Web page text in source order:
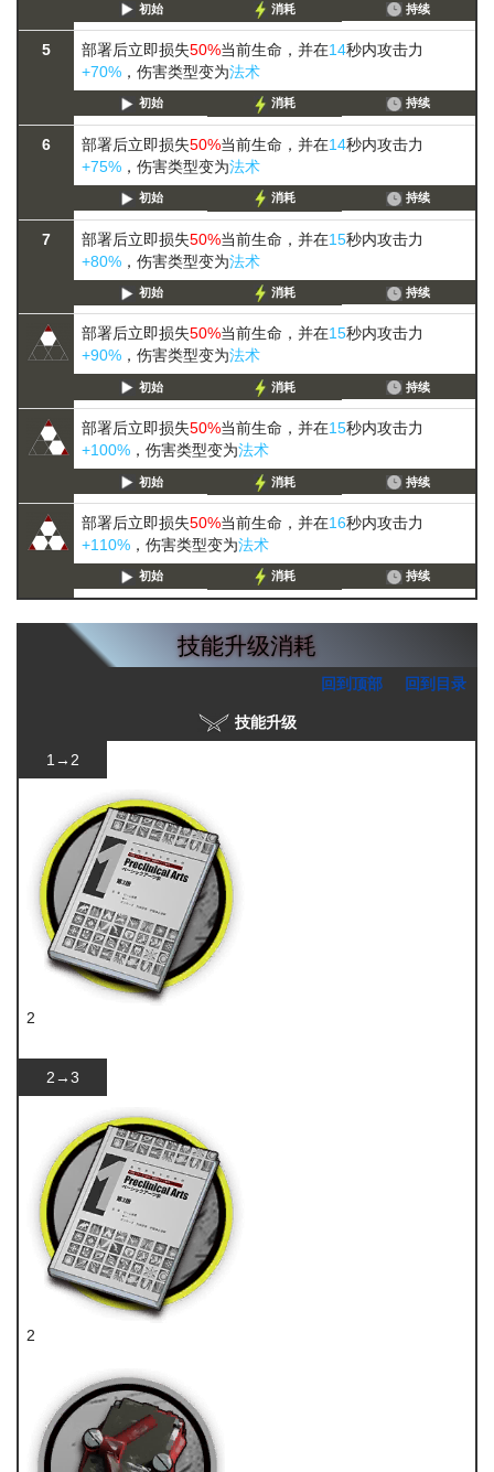
初始 消耗 持续
5 部署后立即损失50%当前生命，并在14秒内攻击力
+70% ，伤害类型变为法术
初始 消耗 持续
6 部署后立即损失50%当前生命，并在14秒内攻击力
+75% ，伤害类型变为法术
初始 消耗 持续
7 部署后立即损失50%当前生命，并在15秒内攻击力
+80% ，伤害类型变为法术
初始 消耗 持续
部署后立即损失50%当前生命，并在15秒内攻击力
+90% ，伤害类型变为法术
初始 消耗 持续
部署后立即损失50%当前生命，并在15秒内攻击力
+100% ，伤害类型变为法术
初始 消耗 持续
部署后立即损失50%当前生命，并在16秒内攻击力
+110% ，伤害类型变为法术
初始 消耗 持续
技能升级消耗
回到顶部 回到目录
技能升级
1→2
2
2→3
2